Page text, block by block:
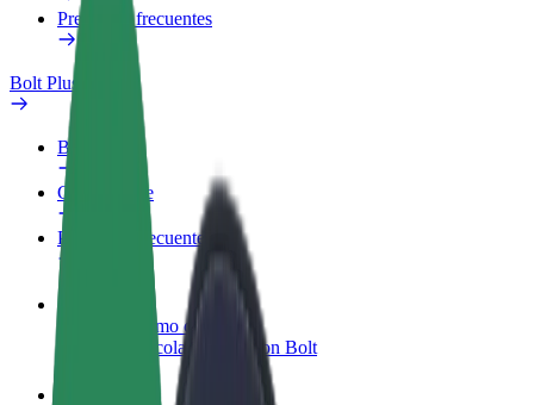
Preguntas frecuentes
Bolt Plus
Beneficios
Cómo unirse
Preguntas frecuentes
Colaborar como conductor
Gana dinero colaborando con Bolt